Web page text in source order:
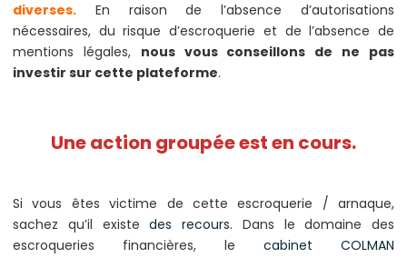
diverses. En raison de l’absence d’autorisations
nécessaires, du risque d’escroquerie et de l’absence de
mentions légales, nous vous conseillons de ne pas
investir sur cette plateforme.
Une action groupée est en cours.
Si vous êtes victime de cette escroquerie / arnaque,
sachez qu’il existedes recours. Dans le domaine des
escroqueries financières, le cabinet COLMAN